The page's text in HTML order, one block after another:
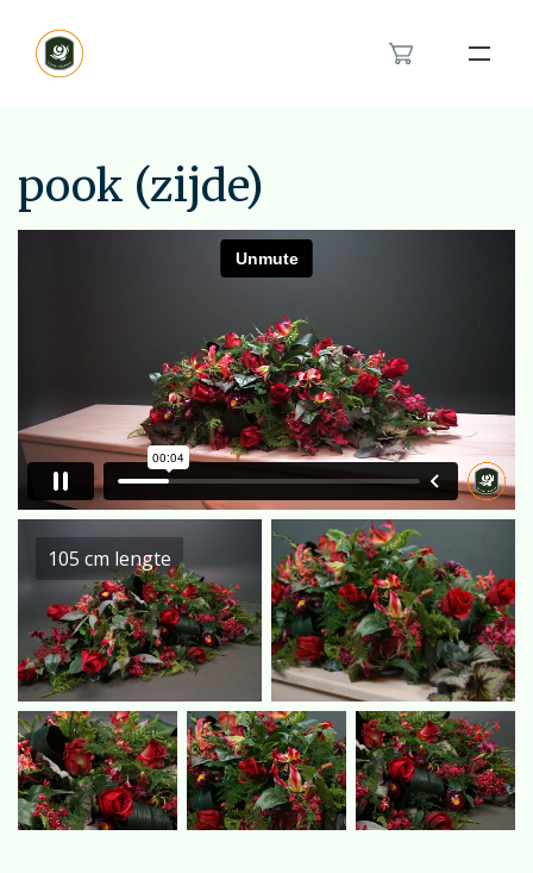
Inspiratie
Orchidee rouwstuk
Van en voor kinderen rouwstuk
Feyenoord rouwstuk
Veldboeket
Over ons
Contact
Bestellen
pook (zijde)
105 cm lengte